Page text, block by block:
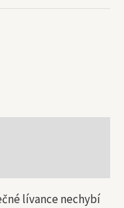
lívance nechybí